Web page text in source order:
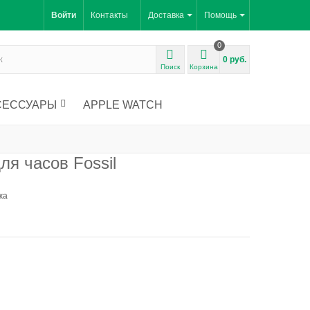
Помощь
Доставка
Контакты
Войти
Поиск Корзина
0
0 руб.
APPLE WATCH
часов Fossil